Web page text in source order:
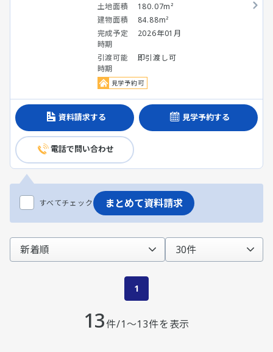
土地面積
180.07m²
建物面積
84.88m²
完成予定
時期
2026年01月
引渡可能
時期
即引渡し可
見学予約可
資料請求する 見学予約する
電話で問い合わせ
すべてチェック まとめて資料請求
13件/1～13件を表示
1